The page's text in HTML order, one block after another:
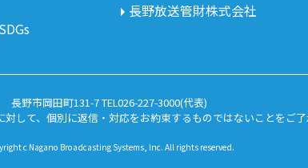
長野放送管財株式会社
長野市岡田町131-7 TEL026-227-3000(代表)
して、個別に返信・対応をお約束するものではないことをご了
c Nagano Broadcasting Systems, Inc. All rights reserved.